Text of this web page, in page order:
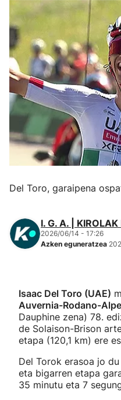
Herri-kirolak
Eskubaloia
Kirolak 360
Atletismoa
Mendi-lasterketak
Del Toro, garaipena
I. G. A. | KIROLAK
2026/06/14 - 17:26
Azken eguneratzea
Isaac Del Toro (UAE)
Auvernia-Rodano-
Dauphine zena) 78.
de Solaison-Brison
etapa (120,1 km) ere
Del Torok erasoa jo
eta bigarren etapa
35 minutu eta 7